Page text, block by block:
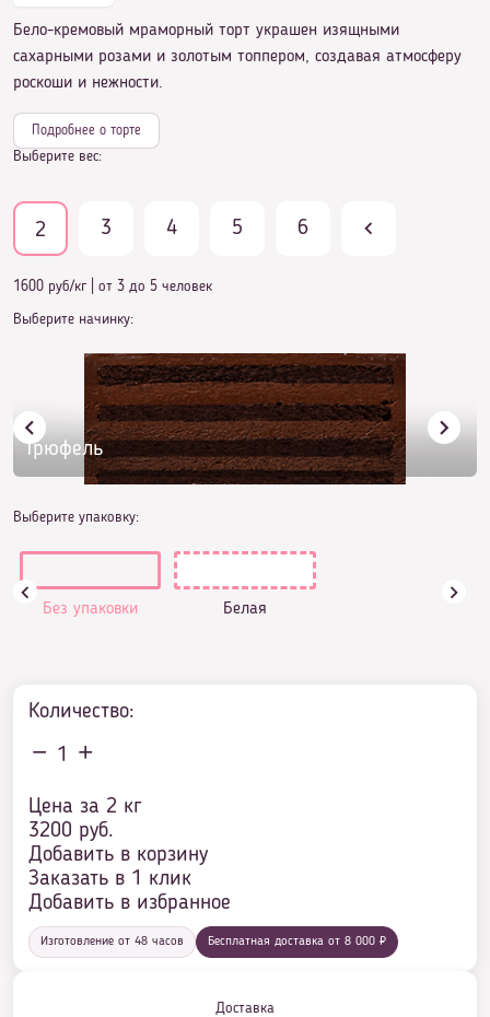
Бело-кремовый мраморный торт украшен изящными
сахарными розами и золотым топпером, создавая атмосферу
роскоши и нежности.
Подробнее о торте
Выберите вес:
2 3 4 5 6
1600 руб/кг от 3 до 5 человек
Выберите начинку:
Трюфель
Выберите упаковку:
Без упаковки Белая
Количество:
1
Цена за 2 кг
3200 руб.
Добавить в корзину
Заказать в 1 клик
Добавить в избранное
Изготовление от 48 часов Бесплатная доставка от 8 000 ₽
Доставка